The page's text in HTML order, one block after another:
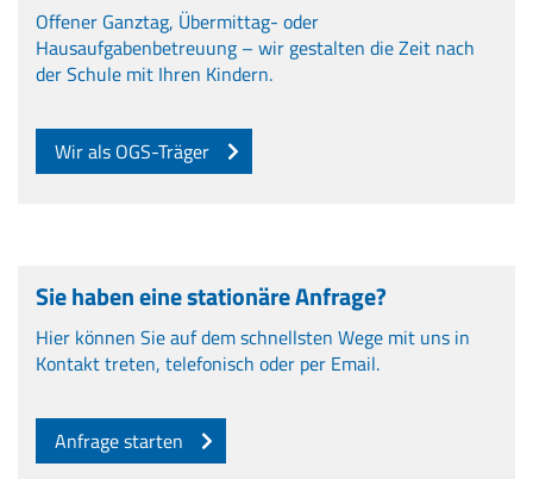
Offener Ganztag, Übermittag- oder
Hausaufgabenbetreuung – wir gestalten die Zeit nach
der Schule mit Ihren Kindern.
Wir als OGS-Träger
Sie haben eine stationäre Anfrage?
Hier können Sie auf dem schnellsten Wege mit uns in
Kontakt treten, telefonisch oder per Email.
Anfrage starten